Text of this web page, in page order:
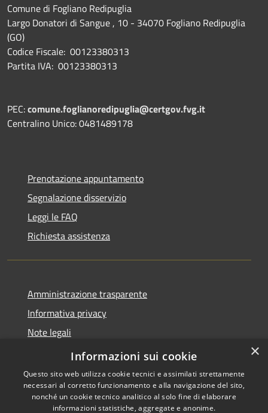
Comune di Fogliano Redipuglia
Largo Donatori di Sangue , 10 - 34070 Fogliano Redipuglia
(GO)
Codice Fiscale: 00123380313
Partita IVA: 00123380313
PEC:comune.foglianoredipuglia@certgov.fvg.it
Centralino Unico: 0481489178
Prenotazione appuntamento
Segnalazione disservizio
Leggi le FAQ
Richiesta assistenza
Amministrazione trasparente
Informativa privacy
Note legali
Dichiarazione di accessibilità
×
Informazioni sui cookie
Questo sito web utilizza cookie tecnici e assimilati strettamente
necessari al corretto funzionamento e alla navigazione del sito,
nonché un cookie tecnico analitico al solo fine di elaborare
informazioni statistiche, aggregate e anonime.